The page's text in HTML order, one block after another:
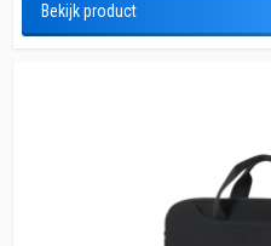
Bekijk product